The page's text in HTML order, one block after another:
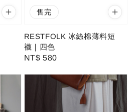
售完
RESTFOLK 冰絲棉薄料短
襪｜四色
Regular
NT$ 580